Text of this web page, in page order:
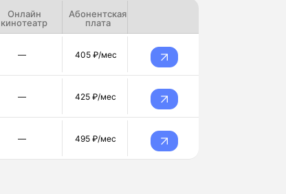
Онлайн
кинотеатр
Абонентская
плата
— 405 ₽/мес
— 425 ₽/мес
— 495 ₽/мес